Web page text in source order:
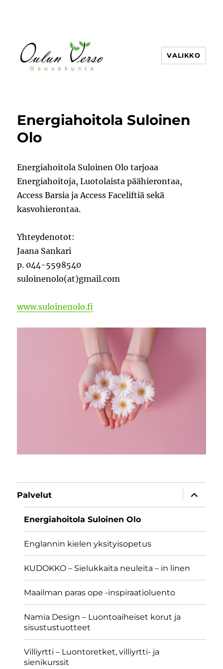
VALIKKO
Energiahoitola Suloinen
Olo
Energiahoitola Suloinen Olo tarjoaa
Energiahoitoja, Luotolaista päähierontaa,
Access Barsia ja Access Faceliftiä sekä
kasvohierontaa.
Yhteydenotot:
Jaana Sankari
p. 044-5598540
suloinenolo(at)gmail.com
www.suloinenolo.fi
Palvelut
näytä
Energiahoitola Suloinen Olo
Englannin kielen yksityisopetus
KUDOKKO – Sielukkaita neuleita – in linen
Maailman paras ope -inspiraatioluento
Namia Design – Luontoaiheiset korut ja
sisustustuotteet
Villiyrtti – Luontoretket, villiyrtti- ja
sienikurssit